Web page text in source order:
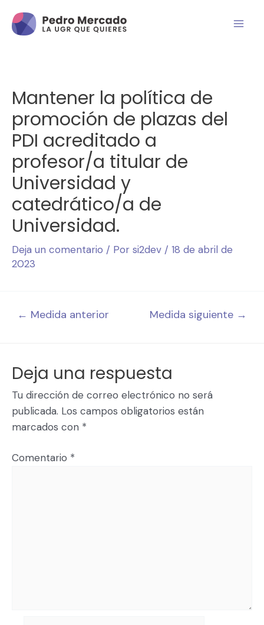
Mantener la política de
promoción de plazas del
PDI acreditado a
profesor/a titular de
Universidad y
catedrático/a de
Universidad.
Deja un comentario / Por si2dev / 18 de abril de
2023
← Medida anterior Medida siguiente →
Deja una respuesta
Tu dirección de correo electrónico no será
publicada. Los campos obligatorios están
marcados con *
Comentario *